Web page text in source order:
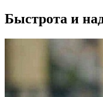
Быстрота и